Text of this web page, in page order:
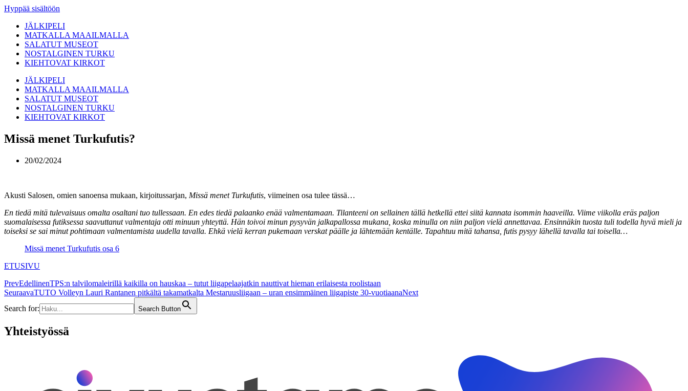
Hyppää sisältöön
JÄLKIPELI
MATKALLA MAAILMALLA
SALATUT MUSEOT
NOSTALGINEN TURKU
KIEHTOVAT KIRKOT
JÄLKIPELI
MATKALLA MAAILMALLA
SALATUT MUSEOT
NOSTALGINEN TURKU
KIEHTOVAT KIRKOT
Missä menet Turkufutis?
20/02/2024
Akusti Salosen, omien sanoensa mukaan, kirjoitussarjan, Missä menet Turkufutis, viimeinen osa tulee tässä…
En tiedä mitä tulevaisuus omalta osaltani tuo tullessaan. En edes tiedä palaanko enää valmentamaan. Tilanteeni on sellainen tällä hetkellä ettei siitä kannata isommin haaveilla. Viime viikolla eräs paljon
suomalaisessa futiksessa saavuttanut valmentaja otti minuun yhteyttä. Hän toivoi minun pysyvän jalkapallossa mukana, koska minulla on niin paljon vielä annettavaa. Ensinnäkin tuosta tuli todella hyvä mieli ja
toiseksi se sai minut pohtimaan valmentamista uudella tavalla. Ehkä vielä kerran pukemaan verskat päälle ja lähtemään kentälle. Tapahtuu mitä tahansa, futis pysyy lähellä tavalla tai toisella…
Missä menet Turkufutis osa 6
ETUSIVU
PrevEdellinenTPS:n talvilomaleirillä kaikilla on hauskaa – tutut liigapelaajatkin nauttivat hieman erilaisesta roolistaan
SeuraavaTUTO Volleyn Lauri Rantanen pitkältä takamatkalta Mestaruusliigaan – uran ensimmäinen liigapiste 30-vuotiaanaNext
Search for:
Search Button
Yhteistyössä